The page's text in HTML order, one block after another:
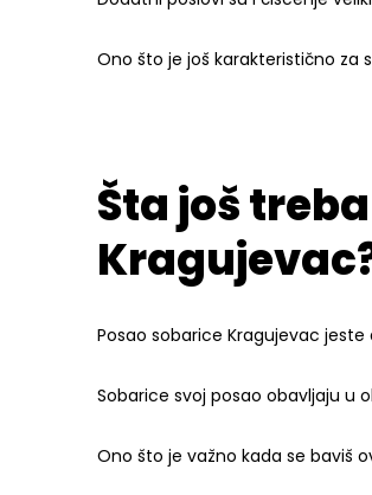
Ono što je još karakteristično za
Šta još
Posao sobarice Kragujevac
Sobarice svoj posao obavljaju u
Ono što je važno kada se baviš